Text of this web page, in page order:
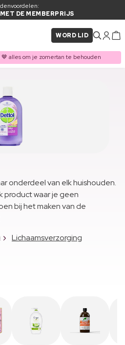
DE MEMBERPRIJS
WORD LID
alles om je zomertan te behouden
onderdeel van elk huishouden.
product waar je geen
bij het maken van de
Lichaamsverzorging